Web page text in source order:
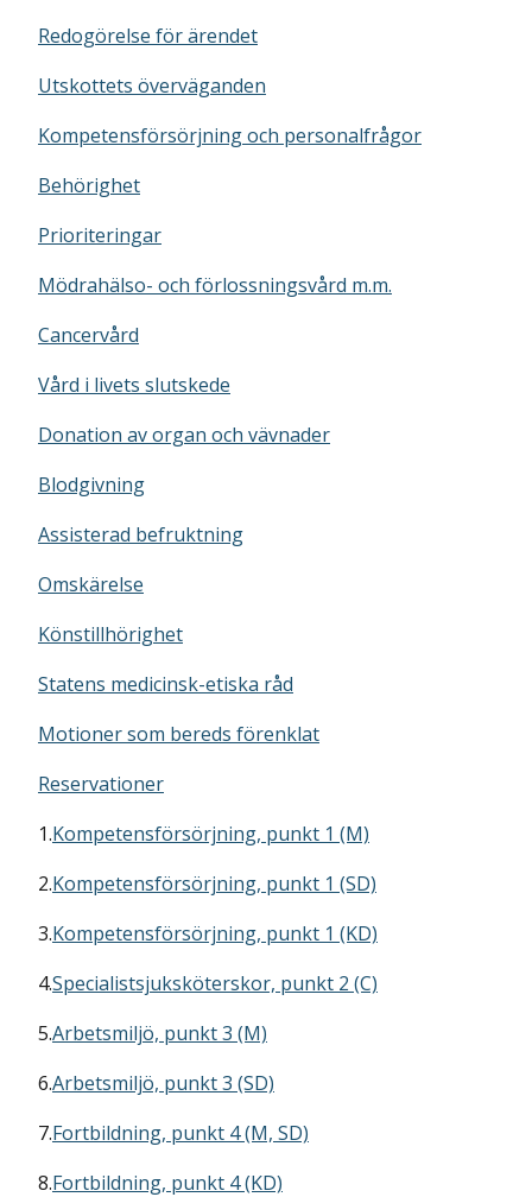
Redogörelse för ärendet
Utskottets överväganden
Kompetensförsörjning och personalfrågor
Behörighet
Prioriteringar
Mödrahälso- och förlossningsvård m.m.
Cancervård
Vård i livets slutskede
Donation av organ och vävnader
Blodgivning
Assisterad befruktning
Omskärelse
Könstillhörighet
Statens medicinsk-etiska råd
Motioner som bereds förenklat
Reservationer
1.Kompetensförsörjning, punkt 1 (M)
2.Kompetensförsörjning, punkt 1 (SD)
3.Kompetensförsörjning, punkt 1 (KD)
4.Specialistsjuksköterskor, punkt 2 (C)
5.Arbetsmiljö, punkt 3 (M)
6.Arbetsmiljö, punkt 3 (SD)
7.Fortbildning, punkt 4 (M, SD)
8.Fortbildning, punkt 4 (KD)